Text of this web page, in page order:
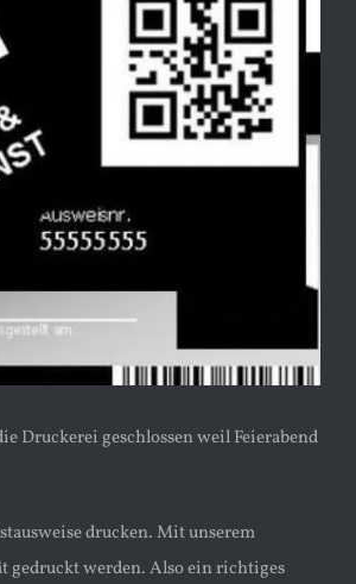
Druckerei geschlossen weil Feierabend
drucken. Mit unserem
gedruckt werden. Also ein richtiges